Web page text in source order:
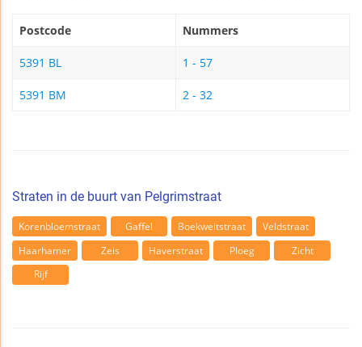
Postcode Nummers
5391 BL 1 - 57
5391 BM 2 - 32
Straten in de buurt van Pelgrimstraat
Korenbloemstraat Gaffel Boekweitstraat
Veldstraat
Haarhamer
Zeis Haverstraat Ploeg
Zicht
Rijf